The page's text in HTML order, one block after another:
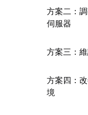
方案二：
伺服器
方案三：
方案四：
境